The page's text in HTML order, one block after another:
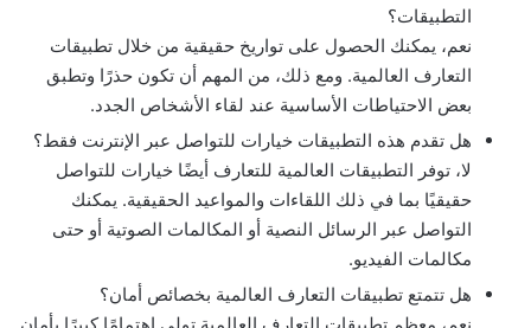
التطبيقات؟
نعم، يمكنك الحصول على تواريخ حقيقية من خلال تطبيقات
التعارف العالمية. ومع ذلك، من المهم أن تكون حذرًا وتطبق
بعض الاحتياطات الأساسية عند لقاء الأشخاص الجدد.
هل تقدم هذه التطبيقات خيارات للتواصل عبر الإنترنت فقط؟
لا، توفر التطبيقات العالمية للتعارف أيضًا خيارات للتواصل
حقيقيًا بما في ذلك اللقاءات والمواعيد الحقيقية. يمكنك
التواصل عبر الرسائل النصية أو المكالمات الصوتية أو حتى
مكالمات الفيديو.
هل تتمتع تطبيقات التعارف العالمية بخصائص أمان؟